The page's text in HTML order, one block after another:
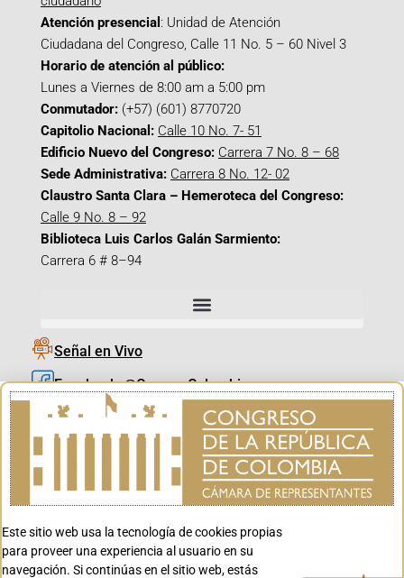
Atención presencial : Unidad de Atención
Ciudadana del Congreso, Calle 11 No. 5 – 60 Nivel 3
Horario de atención al público:
Lunes a Viernes de 8:00 am a 5:00 pm
Conmutador: (+57) (601) 8770720
Capitolio Nacional: Calle 10 No. 7- 51
Edificio Nuevo del Congreso: Carrera 7 No. 8 – 68
Sede Administrativa: Carrera 8 No. 12- 02
Claustro Santa Clara – Hemeroteca del Congreso:
Calle 9 No. 8 – 92
Biblioteca Luis Carlos Galán Sarmiento:
Carrera 6 # 8–94
Señal en Vivo
Facebook_@CamaraColombia
Instagram_@CamaraColombia
X_@CamaraColombia
Youtube_@CamaraColombia
Youtube_@CanalCongreso
Este sitio web usa la tecnología de cookies propias
para proveer una experiencia al usuario en su
navegación. Si continúas en el sitio web, estás